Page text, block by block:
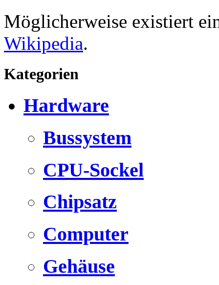
Möglicherweise existiert
Wikipedia.
Kategorien
Hardware
Bussystem
CPU-Sockel
Chipsatz
Computer
Gehäuse